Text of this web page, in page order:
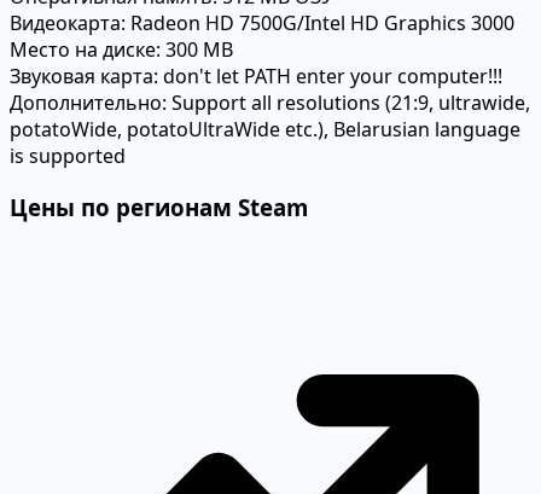
Видеокарта: Radeon HD 7500G/Intel HD Graphics 3000
Место на диске: 300 MB
Звуковая карта: don't let PATH enter your computer!!!
Дополнительно: Support all resolutions (21:9, ultrawide,
potatoWide, potatoUltraWide etc.), Belarusian language
is supported
Цены по регионам Steam